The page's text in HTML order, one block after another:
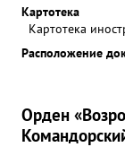
Картотека
Картотека
Расположение
Орден